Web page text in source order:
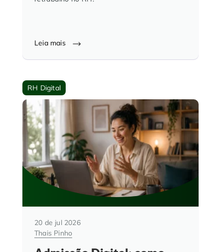
Leia mais
RH Digital
20 de jul 2026
Thais Pinho